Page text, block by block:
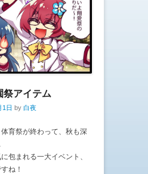
祭アイテム
1日 by 白夜
育祭が終わって、秋も深
包まれる一大イベント、
ね！